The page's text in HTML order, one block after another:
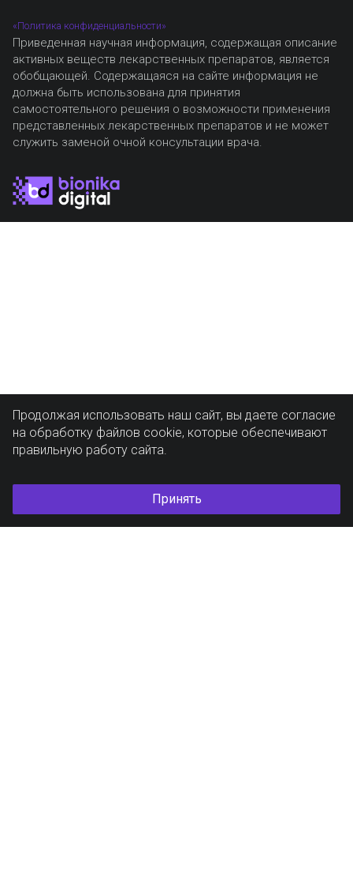
«Политика конфиденциальности»
Приведенная научная информация, содержащая описание
активных веществ лекарственных препаратов, является
обобщающей. Содержащаяся на сайте информация не
должна быть использована для принятия
самостоятельного решения о возможности применения
представленных лекарственных препаратов и не может
служить заменой очной консультации врача.
Продолжая использовать наш сайт, вы даете согласие
на обработку файлов cookie, которые обеспечивают
правильную работу сайта.
Принять